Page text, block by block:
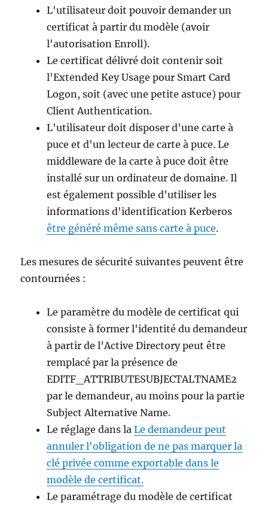
L'utilisateur doit pouvoir demander un
certificat à partir du modèle (avoir
l'autorisation Enroll).
Le certificat délivré doit contenir soit
l'Extended Key Usage pour Smart Card
Logon, soit (avec une petite astuce) pour
Client Authentication.
L'utilisateur doit disposer d'une carte à
puce et d'un lecteur de carte à puce. Le
middleware de la carte à puce doit être
installé sur un ordinateur de domaine. Il
est également possible d'utiliser les
informations d'identification Kerberos
être généré même sans carte à puce.
Les mesures de sécurité suivantes peuvent être
contournées :
Le paramètre du modèle de certificat qui
consiste à former l'identité du demandeur
à partir de l'Active Directory peut être
remplacé par la présence de
EDITF_ATTRIBUTESUBJECTALTNAME2
par le demandeur, au moins pour la partie
Subject Alternative Name.
Le réglage dans laLe demandeur peut
annuler l'obligation de ne pas marquer la
clé privée comme exportable dans le
modèle de certificat.
Le paramétrage du modèle de certificat